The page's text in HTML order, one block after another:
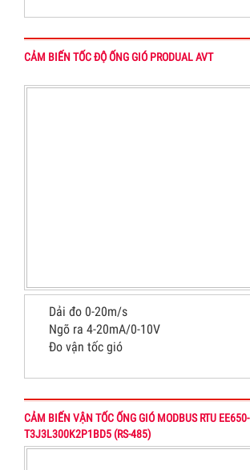
CẢM BIẾN TỐC ĐỘ ỐNG GIÓ PRODUAL AVT
Dải đo 0-20m/s
Ngõ ra 4-20mA/0-10V
Đo vận tốc gió
CẢM BIẾN VẬN TỐC ỐNG GIÓ MODBUS RTU EE650-
T3J3L300K2P1BD5 (RS-485)